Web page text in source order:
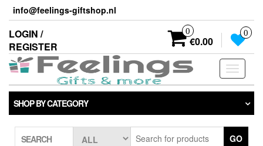
Skip
the
content
info@feelings-giftshop.nl
LOGIN /
REGISTER
0
€0.00
0
Toggle
SHOP BY CATEGORY
SEARCH GO